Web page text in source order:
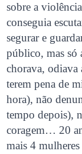
sobre a
conseguia
segurar e
público, mas só
chorava, odiava
terem pena de
hora), não
tempo depois),
coragem… 20
mais 4